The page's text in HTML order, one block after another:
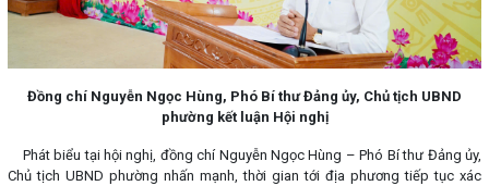
Đồng chí Nguyễn Ngọc Hùng, Phó Bí thư Đảng ủy, Chủ tịch UBND
phường kết luận Hội nghị
Phát biểu tại hội nghị, đồng chí Nguyễn Ngọc Hùng – Phó Bí thư Đảng ủy,
Chủ tịch UBND phường nhấn mạnh, thời gian tới địa phương tiếp tục xác